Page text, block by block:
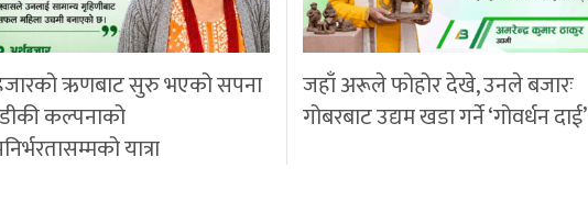
ऋणबाट सुरु भएको सपना
कल्पनाको
यात्रा
जहाँ अरूले फोहोर देखे, उनले बजारः
गोबरबाट उद्यम खडा गर्ने ‘गोवर्धन दाई’